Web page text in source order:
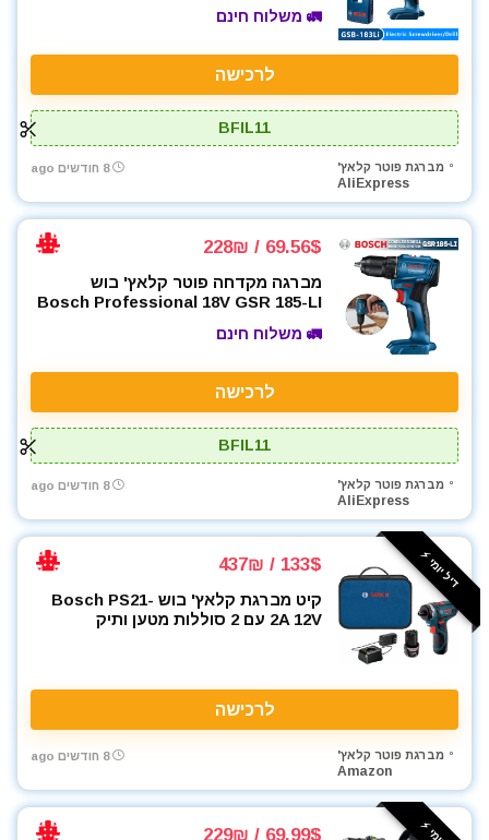
🚛 משלוח חינם
לרכישה
BFIL11
מברגת פוטר קלאץ'
AliExpress
8 חודשים ago
69.56$ / 228₪
מברגה מקדחה פוטר קלאץ' בוש
Bosch Professional 18V GSR 185-LI
🚛 משלוח חינם
לרכישה
BFIL11
מברגת פוטר קלאץ'
AliExpress
8 חודשים ago
דיל יומי ⚡️ 133$ / 437₪
קיט מברגת קלאץ' בוש Bosch PS21-
2A 12V עם 2 סוללות מטען ותיק
לרכישה
מברגת פוטר קלאץ'
Amazon
8 חודשים ago
69.99$ / 229₪